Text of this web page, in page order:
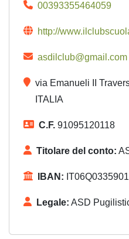
00393355464059
http://
asdilclub@gmail.com
via Emanueli II
ITALIA
C.F. 91095120118
Titolare del conto:
IBAN:
Legale: ASD